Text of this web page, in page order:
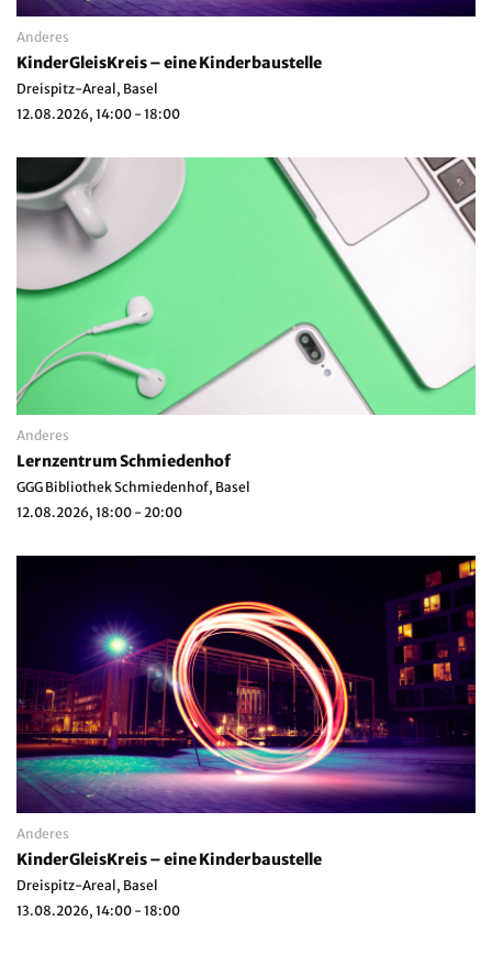
Anderes
KinderGleisKreis – eine Kinderbaustelle
Dreispitz-Areal, Basel
12.08.2026, 14:00 - 18:00
Anderes
Lernzentrum Schmiedenhof
GGG Bibliothek Schmiedenhof, Basel
12.08.2026, 18:00 - 20:00
Anderes
KinderGleisKreis – eine Kinderbaustelle
Dreispitz-Areal, Basel
13.08.2026, 14:00 - 18:00